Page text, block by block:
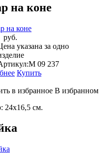
на коне
руб.
указана за одно
M 09 237
Купить
в избранное В избранном
24х16,5 см.